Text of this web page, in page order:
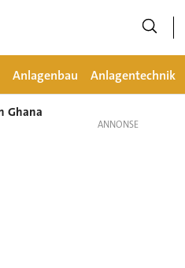
Anlagenbau Anlagentechnik
Ghana